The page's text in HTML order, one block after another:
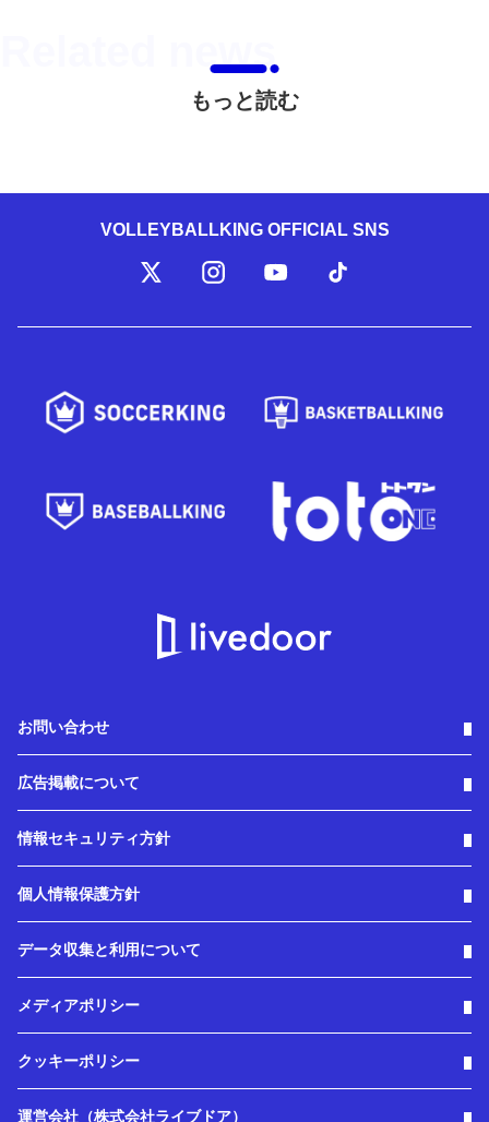
もっと読む
VOLLEYBALLKING OFFICIAL SNS
お問い合わせ
広告掲載について
情報セキュリティ方針
個人情報保護方針
データ収集と利用について
メディアポリシー
クッキーポリシー
運営会社（株式会社ライブドア）